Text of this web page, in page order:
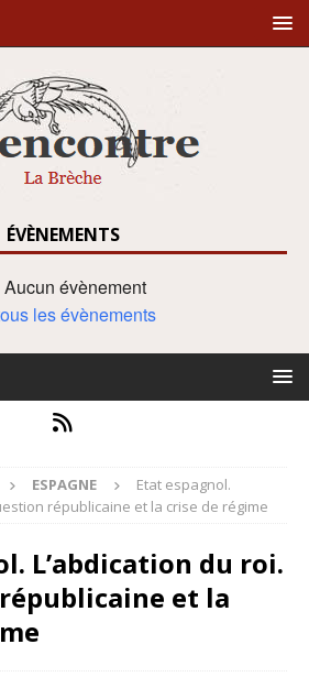
ÉVÈNEMENTS
Aucun évènement
les évènements
ESPAGNE
Etat espagnol.
républicaine et la crise de régime
L’abdication du roi.
et la